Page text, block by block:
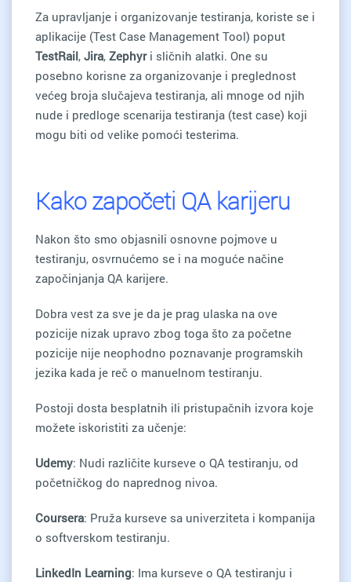
Za upravljanje i organizovanje testiranja, koriste se i
aplikacije (Test Case Management Tool) poput
TestRail, Jira, Zephyr i sličnih alatki. One su
posebno korisne za organizovanje i preglednost
većeg broja slučajeva testiranja, ali mnoge od njih
nude i predloge scenarija testiranja (test case) koji
mogu biti od velike pomoći testerima.
Kako započeti QA karijeru
Nakon što smo objasnili osnovne pojmove u
testiranju, osvrnućemo se i na moguće načine
započinjanja QA karijere.
Dobra vest za sve je da je prag ulaska na ove
pozicije nizak upravo zbog toga što za početne
pozicije nije neophodno poznavanje programskih
jezika kada je reč o manuelnom testiranju.
Postoji dosta besplatnih ili pristupačnih izvora koje
možete iskoristiti za učenje:
Udemy: Nudi različite kurseve o QA testiranju, od
početničkog do naprednog nivoa.
Coursera: Pruža kurseve sa univerziteta i kompanija
o softverskom testiranju.
LinkedIn Learning: Ima kurseve o QA testiranju i